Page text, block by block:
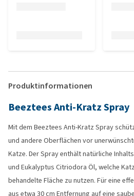
Produktinformationen
Beeztees Anti-Kratz Spray
Mit dem Beeztees Anti-Kratz Spray
und andere Oberflächen vor
Katze. Der Spray enthält natürliche
und Eukalyptus Citriodora Öl, welche
behandelte Fläche zu nutzen. Für eine
aus etwa 30 cm Entfernung auf eine